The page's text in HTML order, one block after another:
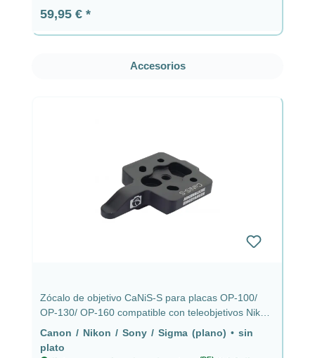
Precio normal:
59,95 €
Omitir la galería de productos
Accesorios
Zócalo de objetivo CaNiS-S para placas OP-100/
OP-130/ OP-160 compatible con teleobjetivos Nikon,
Canon, Sony y Sigma sin placa - CaNiS-S (plano)
Canon / Nikon / Sony / Sigma (plano) • sin
plato